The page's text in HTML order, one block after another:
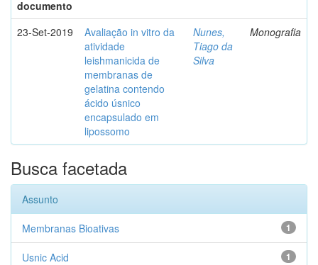
documento
23-Set-2019
Avaliação in vitro da
atividade
leishmanicida de
membranas de
gelatina contendo
ácido úsnico
encapsulado em
lipossomo
Nunes,
Tiago da
Silva
Monografia
Busca facetada
Assunto
1
Membranas Bioativas
1
Usnic Acid